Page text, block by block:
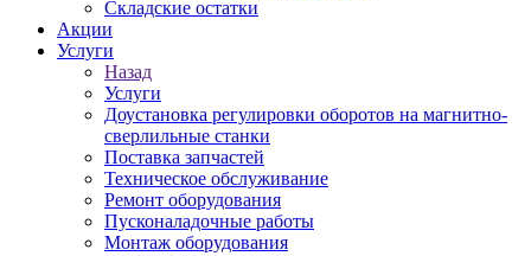
Складские остатки
Акции
Услуги
Назад
Услуги
Доустановка регулировки оборотов на магнитно-
сверлильные станки
Поставка запчастей
Техническое обслуживание
Ремонт оборудования
Пусконаладочные работы
Монтаж оборудования